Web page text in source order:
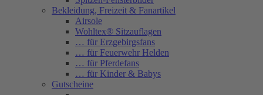
Bekleidung, Freizeit & Fanartikel
Airsole
Wohltex® Sitzauflagen
… für Erzgebirgsfans
… für Feuerwehr Helden
… für Pferdefans
… für Kinder & Babys
Gutscheine